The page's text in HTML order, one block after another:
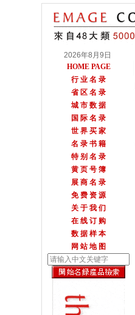
2026年8月9日
HOME PAGE
行 业 名 录
省 区 名 录
城 市 数 据
国 际 名 录
世 界 买 家
名 录 书 籍
特 别 名 录
黄 页 号 簿
展 商 名 录
免 费 资 源
关 于 我 们
在 线 订 购
数 据 样 本
网 站 地 图